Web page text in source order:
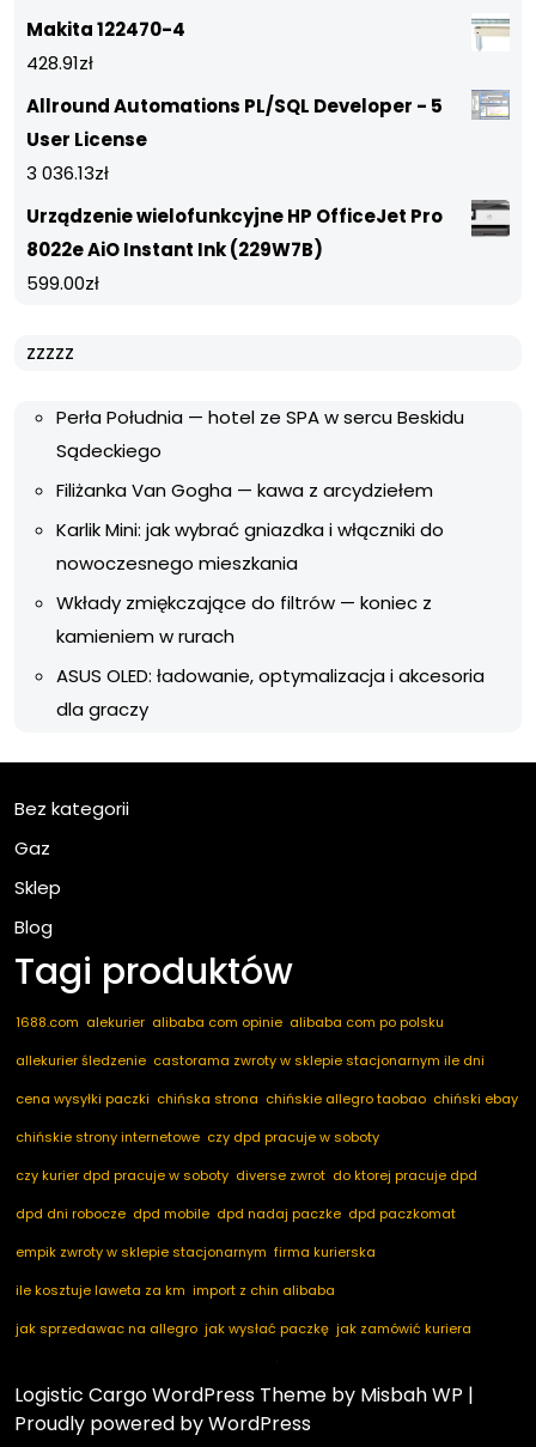
Makita 122470-4
428.91zł
Allround Automations PL/SQL Developer - 5
User License
3 036.13zł
Urządzenie wielofunkcyjne HP OfficeJet Pro
8022e AiO Instant Ink (229W7B)
599.00zł
zzzzz
Perła Południa — hotel ze SPA w sercu Beskidu
Sądeckiego
Filiżanka Van Gogha — kawa z arcydziełem
Karlik Mini: jak wybrać gniazdka i włączniki do
nowoczesnego mieszkania
Wkłady zmiękczające do filtrów — koniec z
kamieniem w rurach
ASUS OLED: ładowanie, optymalizacja i akcesoria
dla graczy
Bez kategorii
Gaz
Sklep
Blog
Tagi produktów
1688.com alekurier alibaba com opinie alibaba com po polsku
allekurier śledzenie castorama zwroty w sklepie stacjonarnym ile dni
cena wysyłki paczki chińska strona chińskie allegro taobao chiński ebay
chińskie strony internetowe czy dpd pracuje w soboty
czy kurier dpd pracuje w soboty diverse zwrot do ktorej pracuje dpd
dpd dni robocze dpd mobile dpd nadaj paczke dpd paczkomat
empik zwroty w sklepie stacjonarnym firma kurierska
ile kosztuje laweta za km import z chin alibaba
jak sprzedawac na allegro jak wysłać paczkę jak zamówić kuriera
marketplace ogłoszenia
nadaj paczkę dpd
notino zwroty paczkomaty dpd
pakuten zwrot
Logistic Cargo WordPress Theme by Misbah WP |
Proudly powered by WordPress